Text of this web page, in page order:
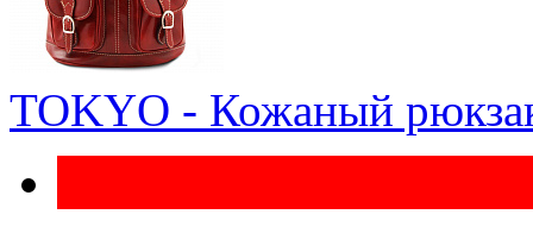
TOKYO - Кожаный